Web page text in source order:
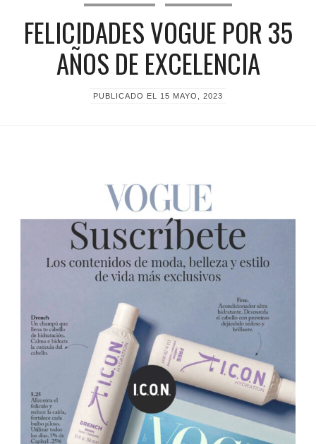
FELICIDADES VOGUE POR 35
AÑOS DE EXCELENCIA
PUBLICADO EL 15 MAYO, 2023